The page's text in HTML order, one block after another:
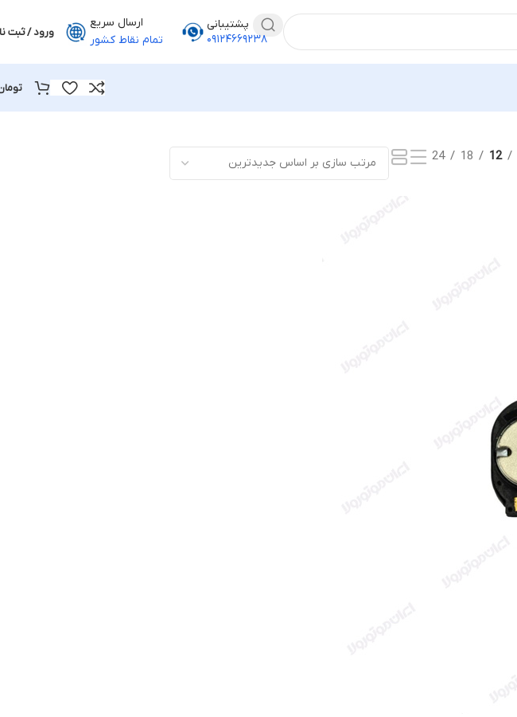
پشتیبانی
۰۹۱۲۴۶۶۹۲۳۸
ارسال سریع
تمام نقاط کشور
ورود / ثبت
12
18
24